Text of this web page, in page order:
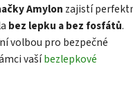
Amylon zajistí
bez lepku a bez fosfátů.
volbou pro bezpečné
vašíbezlepkové